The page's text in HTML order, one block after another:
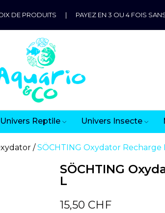
DE PRODUITS | PAYEZ EN 3 OU 4 FOIS
Univers Reptile Univers Insecte
SÖCHTING Oxydator Recharge
SÖCHTING
L
15,50 CHF